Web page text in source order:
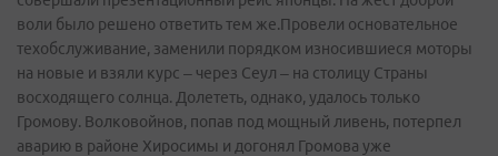
воли было решено ответить тем же.Провели основательное
техобслуживание, заменили порядком износившиеся моторы
на новые и взяли курс – через Сеул – на столицу Страны
восходящего солнца. Долететь, однако, удалось только
Громову. Волковойнов, попав под мощный ливень, потерпел
аварию в районе Хиросимы и догонял Громова уже